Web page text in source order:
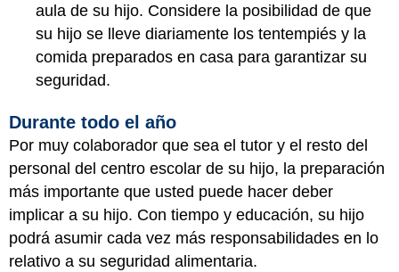
aula de su hijo. Considere la posibilidad de que
su hijo se lleve diariamente los tentempiés y la
comida preparados en casa para garantizar su
seguridad.
Durante todo el año
Por muy colaborador que sea el tutor y el resto del
personal del centro escolar de su hijo, la preparación
más importante que usted puede hacer deber
implicar a su hijo. Con tiempo y educación, su hijo
podrá asumir cada vez más responsabilidades en lo
relativo a su seguridad alimentaria.